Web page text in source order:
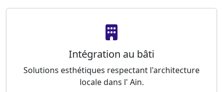
Intégration au bâti
Solutions esthétiques respectant l'architecture
locale dans l' Ain.